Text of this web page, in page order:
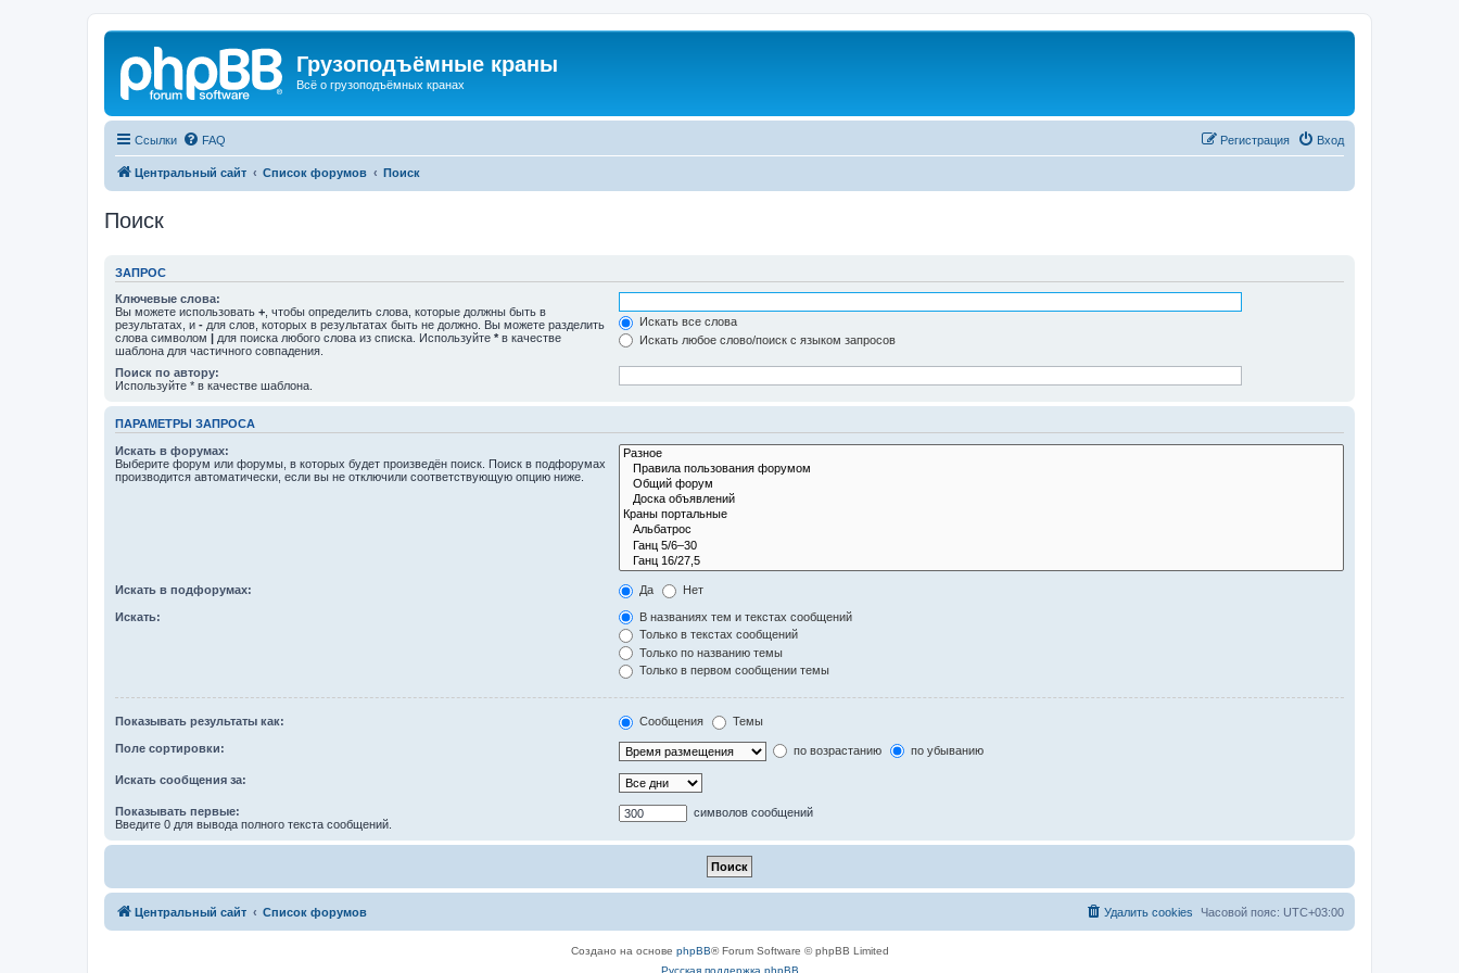
Грузоподъёмные краны
Всё о грузоподъёмных кранах
Ссылки FAQ Вход
Регистрация
Центральный сайт Список форумов Поиск
Поиск
ЗАПРОС
Ключевые слова:
Вы можете использовать + , чтобы определить слова, которые должны быть в
результатах, и - для слов, которых в результатах быть не должно. Вы можете разделить
слова символом | для поиска любого слова из списка. Используйте * в качестве
шаблона для частичного совпадения.
Искать все слова
Искать любое слово/поиск с языком запросов
Поиск по автору:
Используйте * в качестве шаблона.
ПАРАМЕТРЫ ЗАПРОСА
Искать в форумах:
Выберите форум или форумы, в которых будет произведён поиск. Поиск в подфорумах
производится автоматически, если вы не отключили соответствующую опцию ниже.
Искать в подфорумах: Да Нет
Искать:
В названиях тем и текстах сообщений
Только в текстах сообщений
Только по названию темы
Только в первом сообщении темы
Показывать результаты как: Сообщения Темы
Поле сортировки: по возрастанию по убыванию
Искать сообщения за:
Показывать первые:
Введите 0 для вывода полного текста сообщений.
символов сообщений
Центральный сайт Список форумов Часовой пояс: UTC+03:00
Удалить cookies
Создано на основе phpBB® Forum Software © phpBB Limited
Русская поддержка phpBB